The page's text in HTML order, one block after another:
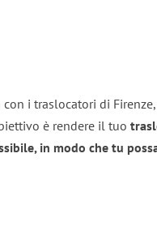
i traslocatori di
è rendere il tuo
in modo che tu